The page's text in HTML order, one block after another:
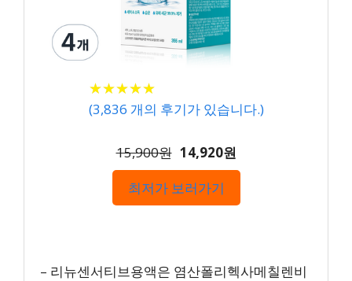
★★★★★
★★★★★
(3,836 개의 후기가 있습니다.)
15,900원 14,920원
최저가 보러가기
– 리뉴센서티브용액은 염산폴리헥사메칠렌비